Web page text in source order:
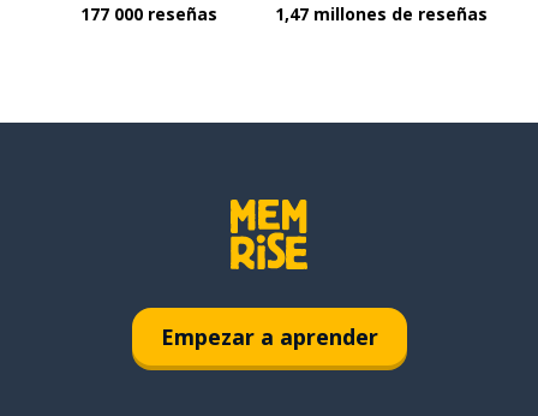
177 000 reseñas 1,47 millones de reseñas
Empezar a aprender